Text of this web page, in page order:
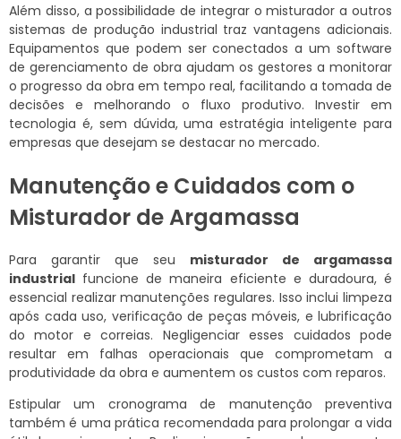
Além disso, a possibilidade de integrar o misturador a outros
sistemas de produção industrial traz vantagens adicionais.
Equipamentos que podem ser conectados a um software
de gerenciamento de obra ajudam os gestores a monitorar
o progresso da obra em tempo real, facilitando a tomada de
decisões e melhorando o fluxo produtivo. Investir em
tecnologia é, sem dúvida, uma estratégia inteligente para
empresas que desejam se destacar no mercado.
Manutenção e Cuidados com o
Misturador de Argamassa
Para garantir que seu misturador de argamassa
industrial funcione de maneira eficiente e duradoura, é
essencial realizar manutenções regulares. Isso inclui limpeza
após cada uso, verificação de peças móveis, e lubrificação
do motor e correias. Negligenciar esses cuidados pode
resultar em falhas operacionais que comprometam a
produtividade da obra e aumentem os custos com reparos.
Estipular um cronograma de manutenção preventiva
também é uma prática recomendada para prolongar a vida